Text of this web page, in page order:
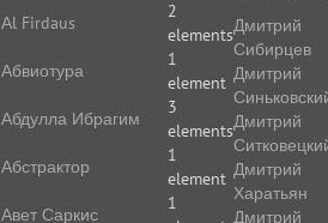
Аl Firdaus
2
elements
Абвиотура
1
element
Абдулла Ибрагим
3
elements
Абстрактор
1
element
Авет Саркис
1
Дмитрий
Сибирцев
Дмитрий
Дмитрий
Дмитрий
Харатьян
Дмитрий